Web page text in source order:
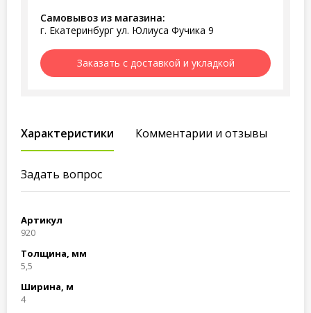
Самовывоз из магазина:
г. Екатеринбург ул. Юлиуса Фучика 9
Заказать с доставкой и укладкой
Характеристики Комментарии и отзывы
Задать вопрос
Артикул
920
Толщина, мм
5,5
Ширина, м
4